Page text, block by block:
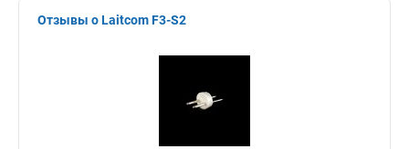
Отзывы о Laitcom F3-S2